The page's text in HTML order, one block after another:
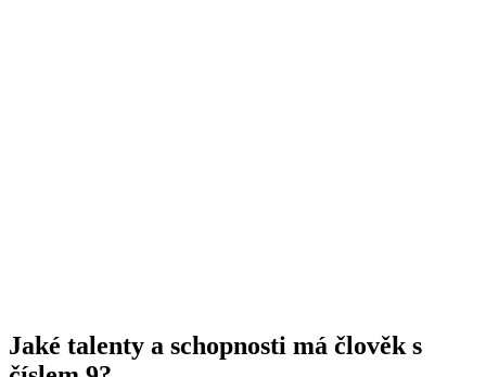
Jaké talenty a schopnosti má člověk s